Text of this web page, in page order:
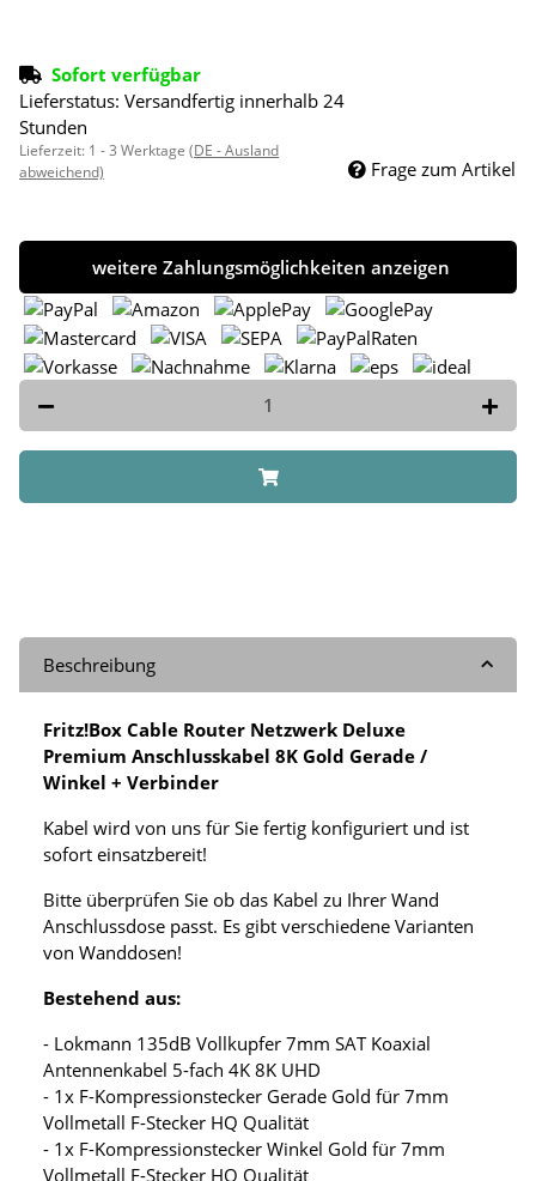
Sofort verfügbar
Lieferstatus: Versandfertig innerhalb 24
Stunden
Lieferzeit: 1 - 3 Werktage (DE - Ausland
abweichend)
Frage zum Artikel
weitere Zahlungsmöglichkeiten anzeigen
Beschreibung
Fritz!Box Cable Router Netzwerk Deluxe
Premium Anschlusskabel 8K Gold Gerade /
Winkel + Verbinder
Kabel wird von uns für Sie fertig konfiguriert und ist
sofort einsatzbereit!
Bitte überprüfen Sie ob das Kabel zu Ihrer Wand
Anschlussdose passt. Es gibt verschiedene Varianten
von Wanddosen!
Bestehend aus:
- Lokmann 135dB Vollkupfer 7mm SAT Koaxial
Antennenkabel 5-fach 4K 8K UHD
- 1x F-Kompressionstecker Gerade Gold für 7mm
Vollmetall F-Stecker HQ Qualität
- 1x F-Kompressionstecker Winkel Gold für 7mm
Vollmetall F-Stecker HQ Qualität